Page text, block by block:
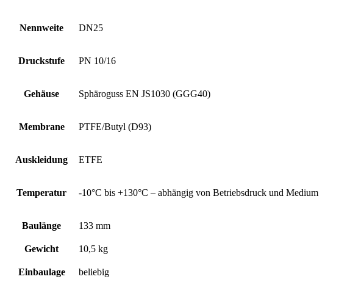
Nennweite DN25
Druckstufe PN 10/16
Gehäuse Sphäroguss EN JS1030 (GGG40)
Membrane PTFE/Butyl (D93)
Auskleidung ETFE
Temperatur -10°C bis +130°C – abhängig von Betriebsdruck und Medium
Baulänge 133 mm
Gewicht 10,5 kg
Einbaulage beliebig